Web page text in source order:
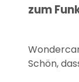
zum
Schön,